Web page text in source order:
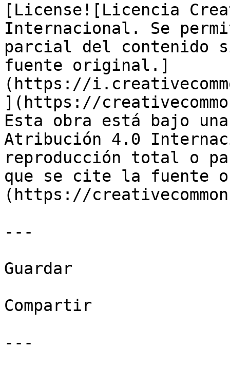
[License![Licencia
Internacional. Se
parcial del contenido
fuente original.]
(https://
](https://
Esta obra está bajo
Atribución 4.0
reproducción total o
que se cite la fuente
(https://
---
Guardar
Compartir
---